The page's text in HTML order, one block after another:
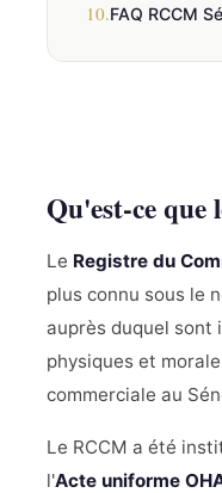
10.FAQ RCCM
Qu'est-ce que
Le Registre du
plus connu sous le
auprès duquel sont
physiques et
commerciale au
Le RCCM a été
l'Acte uniforme